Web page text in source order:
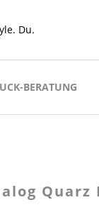
BERATUNG
Quarz